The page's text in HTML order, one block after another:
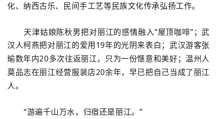
化、纳西古乐、民间手工艺等民族文化传承弘扬工作。
天津姑娘陈秋男把对丽江的感情融入“屋顶咖啡”；武
汉人柯燕把对丽江的爱用19年的光阴来表白；武汉游客张
瑜数年内20多次往返丽江，只为一份惬意和美好；温州人
莫品志在丽江经营服装店20余年，早已把自己当成了丽江
人。
“游遍千山万水，归宿还是丽江。”